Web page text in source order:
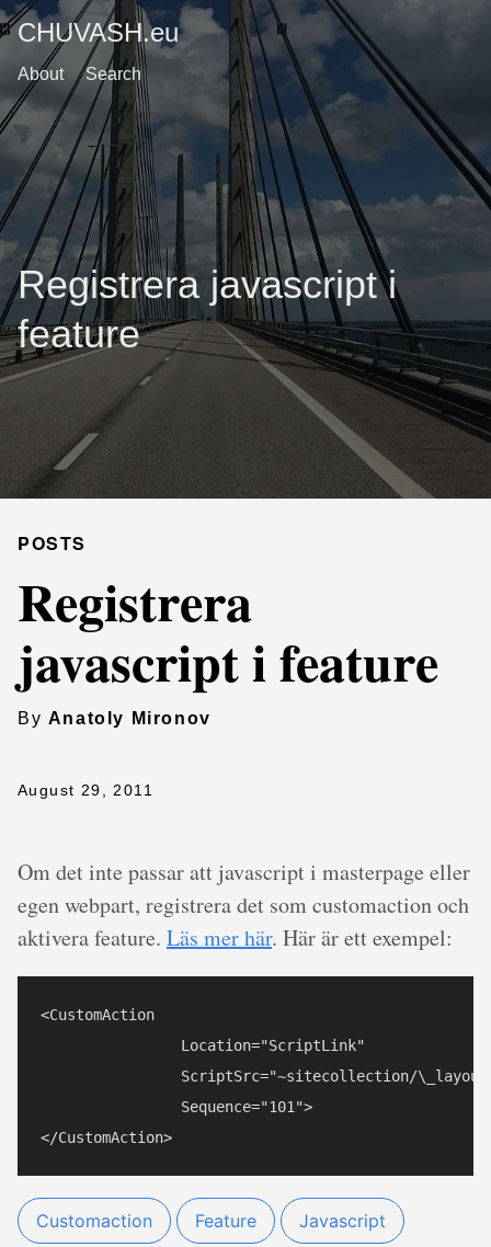
CHUVASH.eu
About Search
Registrera javascript i
feature
POSTS
Registrera
javascript i feature
By Anatoly Mironov
August 29, 2011
Om det inte passar att javascript i masterpage eller
egen webpart, registrera det som customaction och
aktivera feature. Läs mer här. Här är ett exempel:
<CustomAction
Customaction Feature Javascript